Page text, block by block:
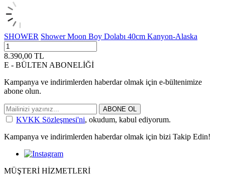
SHOWER Shower Moon Boy Dolabı 40cm Kanyon-Alaska
8.390,00 TL
E - BÜLTEN ABONELİĞİ
Kampanya ve indirimlerden haberdar olmak için e-bültenimize
abone olun.
ABONE OL
KVKK Sözleşmesi'ni, okudum, kabul ediyorum.
Kampanya ve indirimlerden haberdar olmak için bizi Takip Edin!
MÜŞTERİ HİZMETLERİ